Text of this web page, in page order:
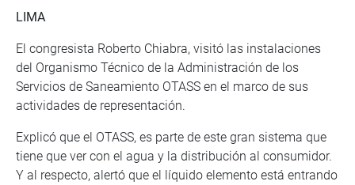
LIMA
El congresista Roberto Chiabra, visitó las instalaciones
del Organismo Técnico de la Administración de los
Servicios de Saneamiento OTASS en el marco de sus
actividades de representación.
Explicó que el OTASS, es parte de este gran sistema que
tiene que ver con el agua y la distribución al consumidor.
Y al respecto, alertó que el líquido elemento está entrando